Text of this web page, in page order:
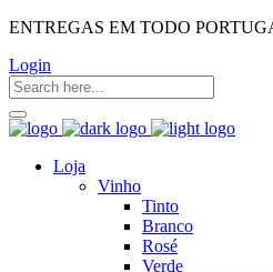
ENTREGAS EM TODO
Login
Loja
Vinho
Tinto
Branco
Rosé
Verde